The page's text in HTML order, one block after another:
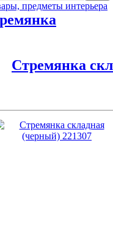
предметы интерьера
Стремянка